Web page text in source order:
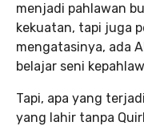
menjadi pahlawan
kekuatan, tapi juga
mengatasinya, ada
belajar seni
Tapi, apa yang
yang lahir tanpa